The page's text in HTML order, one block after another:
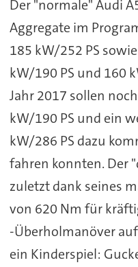
Der "normale" Audi
Aggregate im
185 kW/252 PS
kW/190 PS und 160
Jahr 2017 sollen
kW/190 PS und ein
kW/286 PS dazu
fahren konnten. Der
zuletzt dank seines
von 620 Nm für
-Überholmanöver
ein Kinderspiel: